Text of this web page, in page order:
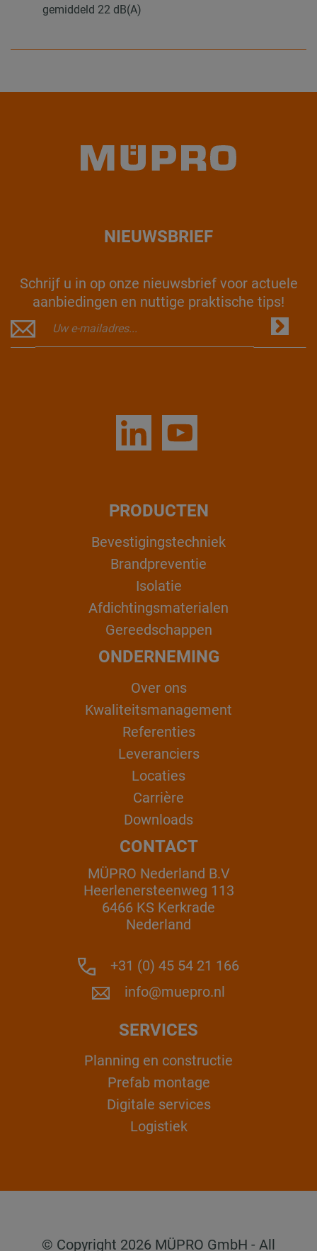
gemiddeld 22 dB(A)
NIEUWSBRIEF
Schrijf u in op onze nieuwsbrief voor actuele
aanbiedingen en nuttige praktische tips!
PRODUCTEN
Bevestigingstechniek
Brandpreventie
Isolatie
Afdichtingsmaterialen
Gereedschappen
ONDERNEMING
Over ons
Kwaliteitsmanagement
Referenties
Leveranciers
Locaties
Carrière
Downloads
CONTACT
MÜPRO Nederland B.V
Heerlenersteenweg 113
6466 KS Kerkrade
Nederland
+31 (0) 45 54 21 166
info@muepro.nl
SERVICES
Planning en constructie
Prefab montage
Digitale services
Logistiek
© Copyright 2026 MÜPRO GmbH - All